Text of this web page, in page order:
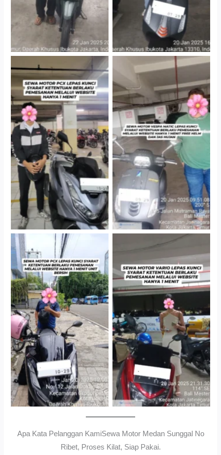
Hotel Kartika Chandra,
Jakarta Selatan
Cityplaza Jatinegara
Gedung Parkir P6A
Antar Jemput Kendaraan
Cityplaza Jatinegara
Gedung Parkir P6ASewa
Motor Medan Sunggal No
Ribet, Proses Kilat, Siap
Pakai.
Apa Kata Pelanggan KamiSewa Motor Medan Sunggal No
Ribet, Proses Kilat, Siap Pakai.